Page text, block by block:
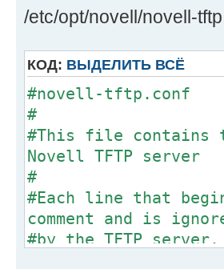
/etc/opt/novell/novell-
КОД: ВЫДЕЛИТЬ ВСЁ
#novell-tftp.conf
#
#This file contains
Novell TFTP server
#
#Each line that
comment and is
#by the TFTP server.